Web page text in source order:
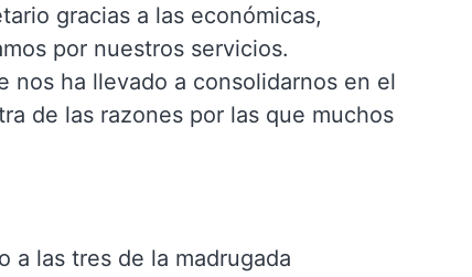
gracias a las económicas,
por nuestros servicios.
nos ha llevado a consolidarnos en el
de las razones por las que muchos
a las tres de la madrugada